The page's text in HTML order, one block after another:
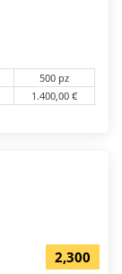
500 pz
1.400,00 €
2,300